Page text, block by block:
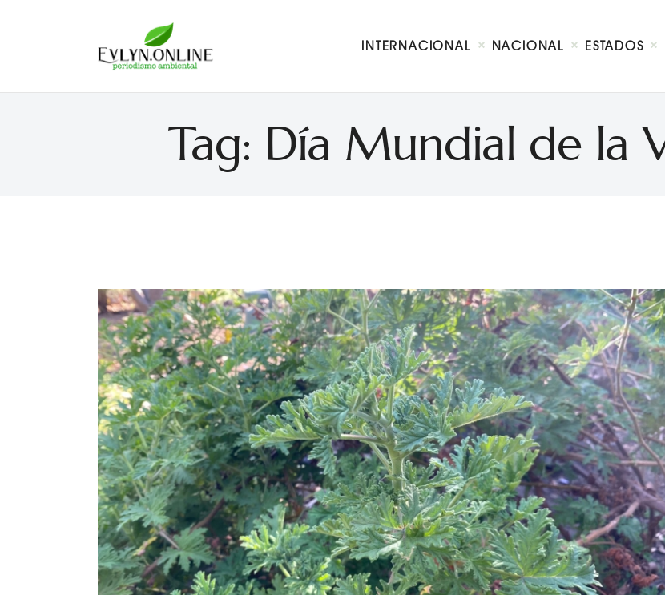
INTERNACIONAL NACIONAL ESTADOS
Tag: Día Mundial de la
Evlyn Online
Periodismo para autogobernarse
Nacional
Especial
Contacto